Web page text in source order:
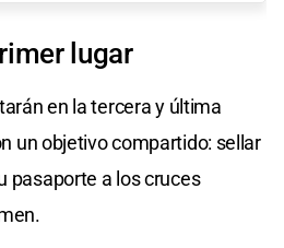
lugar
en la tercera y última
un objetivo compartido: sellar
pasaporte a los cruces